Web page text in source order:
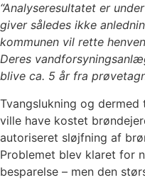
“Analyseresultatet er
giver således ikke
kommunen vil rette
Deres
blive ca. 5 år fra
Tvangslukning og
ville have kostet
autoriseret sløjfning af
Problemet blev klaret for
besparelse – men den